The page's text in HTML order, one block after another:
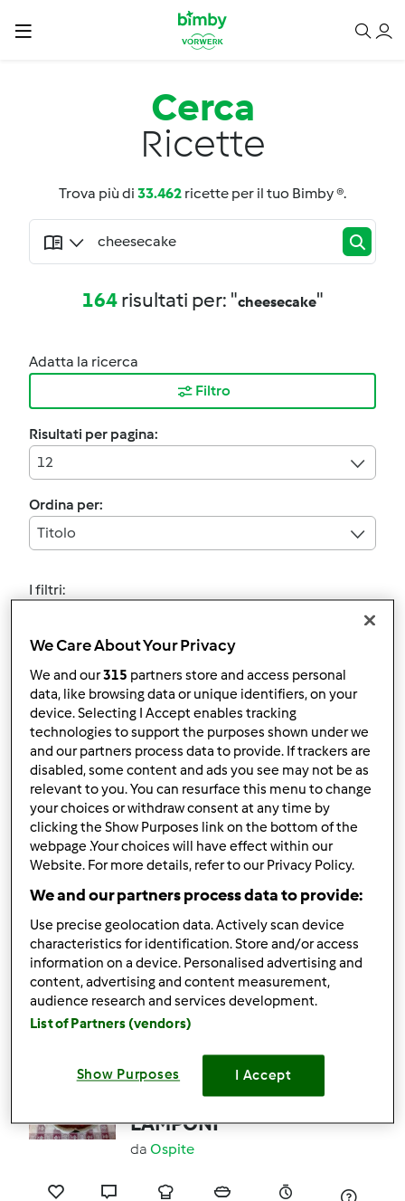
Cerca
Ricette
Trova più di 33.462 ricette per il tuo Bimby ®.
164risultati per: "cheesecake"
Adatta la ricerca
Filtro
Risultati per pagina:
12
Ordina per:
Titolo
I filtri:
Avocado cheesecake
dagrazia.5
0 0 facile 4 30min
CHEESECAKE A MODO
MIO
daOspite
2 10 --
CHEESECAKE AI
LAMPONI
da Ospite
We Care About Your Privacy
We and our315 partners store and access personal
data, like browsing data or unique identifiers, on your
device. Selecting I Accept enables tracking
technologies to support the purposes shown under we
and our partners process data to provide. If trackers are
disabled, some content and ads you see may not be as
relevant to you. You can resurface this menu to change
your choices or withdraw consent at any time by
clicking the Show Purposes link on the bottom of the
webpage .Your choices will have effect within our
Website. For more details, refer to our Privacy Policy.
We and our partners process data to provide:
Use precise geolocation data. Actively scan device
characteristics for identification. Store and/or access
information on a device. Personalised advertising and
content, advertising and content measurement,
audience research and services development.
List of Partners (vendors)
Show Purposes I Accept